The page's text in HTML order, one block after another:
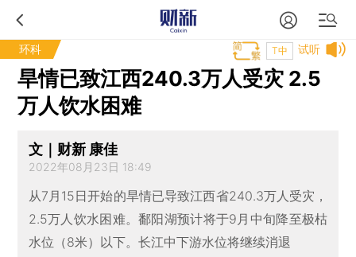
环科 试听
T中
旱情已致江西240.3万人受灾 2.5
万人饮水困难
文｜财新 康佳
2022年08月23日 18:49
从7月15日开始的旱情已导致江西省240.3万人受灾，
2.5万人饮水困难。鄱阳湖预计将于9月中旬降至极枯
水位（8米）以下。长江中下游水位将继续消退